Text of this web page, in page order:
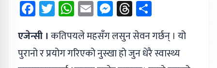
Facebook
Twitter
WhatsApp
EmailMessenger
Threads
एजेन्सी । कतिपयले महसँग लसुन सेवन गर्छन् । यो
पुरानो र प्रयोग गरिएको नुस्खा हो जुन धेरै स्वास्थ्य